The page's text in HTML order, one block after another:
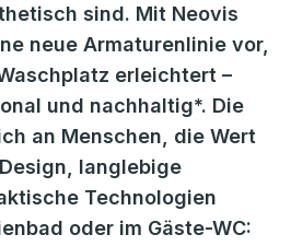
sind. Mit Neovis
neue Armaturenlinie vor,
erleichtert –
und nachhaltig*. Die
an Menschen, die Wert
langlebige
Technologien
oder im Gäste-WC: